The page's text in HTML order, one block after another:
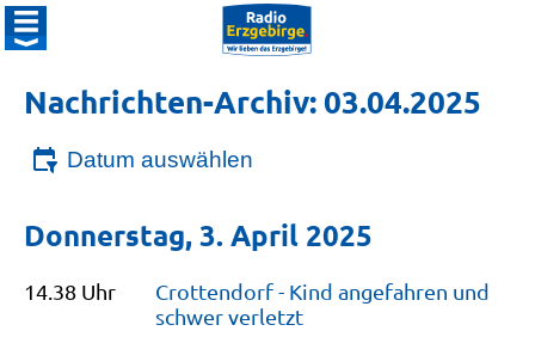
Nachrichten-Archiv: 03.04.2025
Datum auswählen
Donnerstag, 3. April 2025
14.38 Uhr
Crottendorf - Kind angefahren und
schwerverletzt